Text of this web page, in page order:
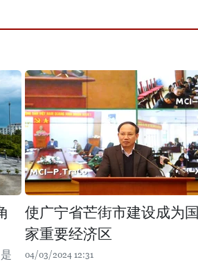
使广宁省芒街市建设成为国
家重要经济区
04/03/2024 12:31